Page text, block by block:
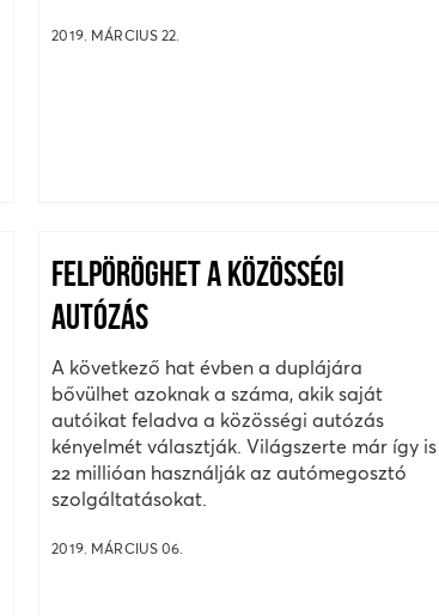
2019. MÁRCIUS 22.
FELPÖRÖGHET A KÖZÖSSÉGI
AUTÓZÁS
A következő hat évben a duplájára
bővülhet azoknak a száma, akik saját
autóikat feladva a közösségi autózás
kényelmét választják. Világszerte már így is
22 millióan használják az autómegosztó
szolgáltatásokat.
2019. MÁRCIUS 06.